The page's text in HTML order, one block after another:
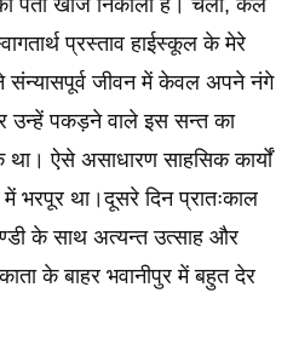
का पता खोज निकाला है। चलो, कल
प्रस्ताव हाईस्कूल के मेरे
संन्यासपूर्व जीवन में केवल अपने नंगे
उन्हें पकड़ने वाले इस सन्त का
ऐसे असाधारण साहसिक कार्यों
भरपूर था।दूसरे दिन प्रातःकाल
के साथ अत्यन्त उत्साह और
के बाहर भवानीपुर में बहुत देर